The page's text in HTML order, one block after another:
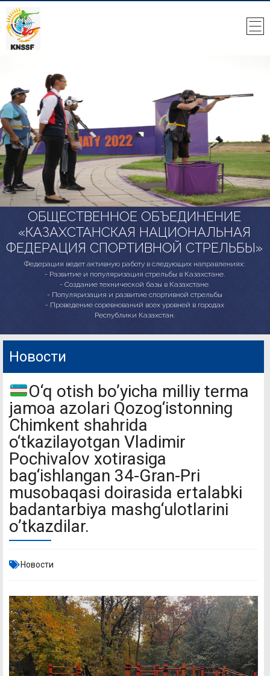
ОБЩЕСТВЕННОЕ ОБЪЕДИНЕНИЕ
«КАЗАХСТАНСКАЯ НАЦИОНАЛЬНАЯ
ФЕДЕРАЦИЯ СПОРТИВНОЙ СТРЕЛЬБЫ»
Федерация ведет активную работу в следующих направлениях:
- Развитие и популяризация стрельбы в Казахстане.
- Создание технической базы в Казахстане.
- Популяризация и развитие спортивной стрельбы
- Проведение соревнований всех уровней в городах
Республики Казахстан.
Новости
O‘q otish bo’yicha milliy terma
jamoa azolari Qozog‘istonning
Chimkent shahrida
o‘tkazilayotgan Vladimir
Pochivalov xotirasiga
bag‘ishlangan 34-Gran-Pri
musobaqasi doirasida ertalabki
badantarbiya mashg‘ulotlarini
o’tkazdilar.
Новости